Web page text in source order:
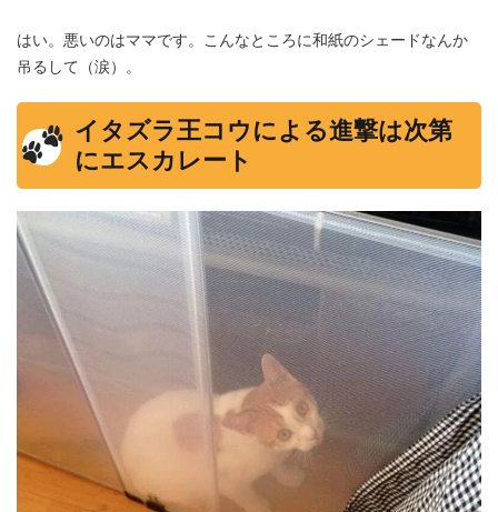
はい。悪いのはママです。こんなところに和紙のシェードなんか
吊るして（涙）。
イタズラ王コウによる進撃は次第
にエスカレート